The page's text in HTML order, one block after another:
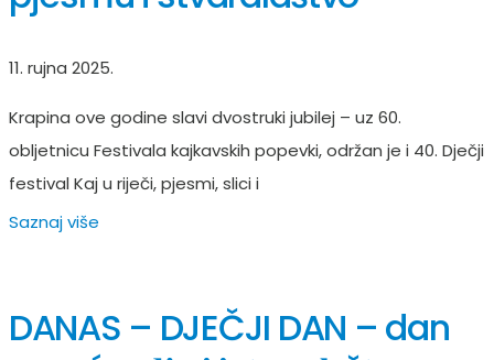
11. rujna 2025.
Krapina ove godine slavi dvostruki jubilej – uz 60.
obljetnicu Festivala kajkavskih popevki, održan je i 40. Dječji
festival Kaj u riječi, pjesmi, slici i
Saznaj više
DANAS – DJEČJI DAN – dan